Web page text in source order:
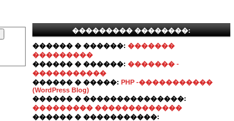
��������� ��������:
������ � ������: �������
���������
������ � ������: ������� -
�����������
������ � �����: PHP -�����������
(WordPress Blog)
������ � ���������������:
��������� �������������
������ � �����������: